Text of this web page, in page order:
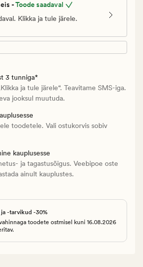
-Toode saadaval
Klikka ja tule järele.
3 tunniga*
ja tule järele“. Teavitame SMS-iga.
jooksul muutuda.
toodetele. Vali ostukorvis sobiv
kauplusesse
ja tagastusõigus. Veebipoe oste
ainult kauplustes.
-tarvikud -30%
toodete ostmisel kuni 16.08.2026